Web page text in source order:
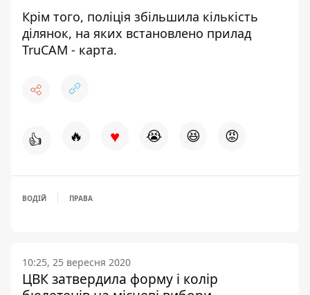
Крім того, поліція збільшила кількість
ділянок, на яких встановлено прилад
TruCAM - карта.
👍 🔥 ♥ 😭 😆 😡
ВОДІЙ ПРАВА
10:25, 25 вересня 2020
ЦВК затвердила форму і колір